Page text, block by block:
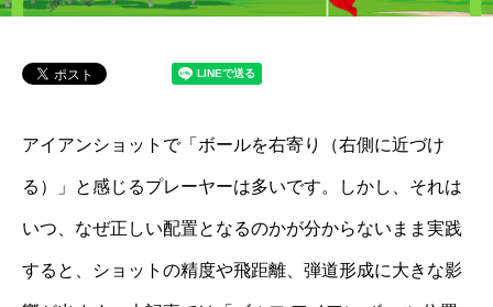
アイアンショットで「ボールを右寄り（右側に近づけ
る）」と感じるプレーヤーは多いです。しかし、それは
いつ、なぜ正しい配置となるのかが分からないまま実践
すると、ショットの精度や飛距離、弾道形成に大きな影